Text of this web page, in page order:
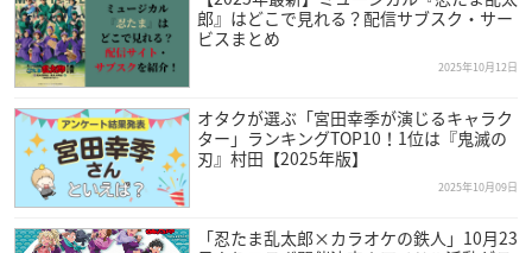
郎』はどこで見れる？配信サブスク・サー
ビスまとめ
2025年10月12日
オタクが選ぶ「宮田幸季が演じるキャラク
ター」ランキングTOP10！1位は『鬼滅の
刃』村田【2025年版】
2025年10月09日
「忍たま乱太郎×カラオケの鉄人」10月23